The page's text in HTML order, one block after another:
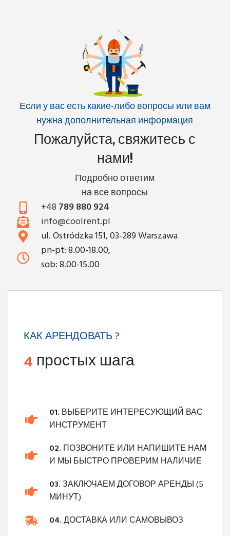
Если у вас есть какие-либо вопросы или вам
нужна дополнительная информация
Пожалуйста, свяжитесь с
нами!
Подробно ответим
на все вопросы
+48 789 880 924
info@coolrent.pl
ul. Ostródzka 151, 03-289 Warszawa
pn-pt: 8.00-18.00,
sob: 8.00-15.00
КАК АРЕНДОВАТЬ ?
4простых шага
01. ВЫБЕРИТЕ ИНТЕРЕСУЮЩИЙ ВАС
ИНСТРУМЕНТ
02. ПОЗВОНИТЕ ИЛИ НАПИШИТЕ НАМ
И МЫ БЫСТРО ПРОВЕРИМ НАЛИЧИЕ
03.ЗАКЛЮЧАЕМ ДОГОВОР АРЕНДЫ (5
МИНУТ)
04.ДОСТАВКА ИЛИ САМОВЫВОЗ